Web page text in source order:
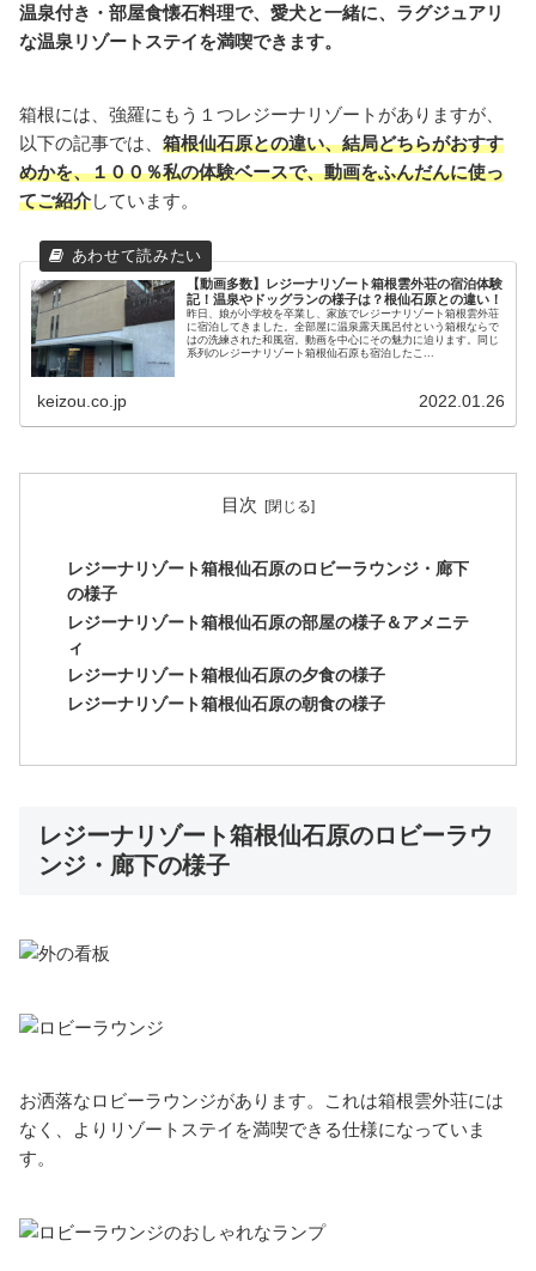
温泉付き・部屋食懐石料理で、愛犬と一緒に、ラグジュアリ
な温泉リゾートステイを満喫できます。
箱根には、強羅にもう１つレジーナリゾートがありますが、
以下の記事では、 箱根仙石原との違い、結局どちらがおすす
めかを、１００％私の体験ベースで、動画をふんだんに使っ
てご紹介しています。
【動画多数】レジーナリゾート箱根雲外荘の宿泊体験
記！温泉やドッグランの様子は？根仙石原との違い！
昨日、娘が小学校を卒業し、家族でレジーナリゾート箱根雲外荘
に宿泊してきました。全部屋に温泉露天風呂付という箱根ならで
はの洗練された和風宿。動画を中心にその魅力に迫ります。同じ
系列のレジーナリゾート箱根仙石原も宿泊したこ...
keizou.co.jp 2022.01.26
目次
レジーナリゾート箱根仙石原のロビーラウンジ・廊下
の様子
レジーナリゾート箱根仙石原の部屋の様子＆アメニテ
ィ
レジーナリゾート箱根仙石原の夕食の様子
レジーナリゾート箱根仙石原の朝食の様子
レジーナリゾート箱根仙石原のロビーラウ
ンジ・廊下の様子
お洒落なロビーラウンジがあります。これは箱根雲外荘には
なく、よりリゾートステイを満喫できる仕様になっていま
す。